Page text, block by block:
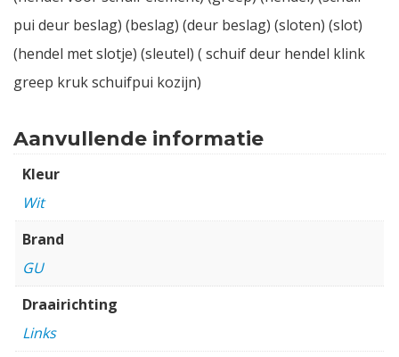
pui deur beslag) (beslag) (deur beslag) (sloten) (slot)
(hendel met slotje) (sleutel) ( schuif deur hendel klink
greep kruk schuifpui kozijn)
Aanvullende informatie
Kleur
Wit
Brand
GU
Draairichting
Links